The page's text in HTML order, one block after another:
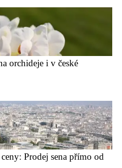
orchideje i v české
Prodej sena přímo od